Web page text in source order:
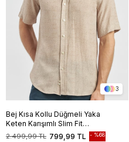
3
Bej Kısa Kollu Düğmeli Yaka
Keten Karışımlı Slim Fit
Gömlek 1004240242
799,99 TL
2.499,99 TL %68